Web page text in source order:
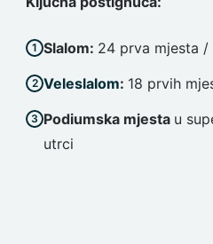
Slalom: 24 prva mjesta
Veleslalom: 18 prvih
Podiumska mjesta u
utrci